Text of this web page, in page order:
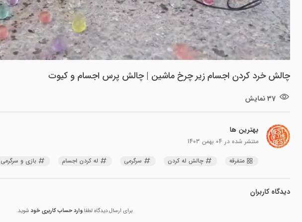
ویدیو
چالش خرد کردن اجسام زیر چرخ ماشین | چالش پرس اجسام و کیوت
37 نمایش
بهترین ها
منتشر شده در 04 بهمن 1403
متفرقه چالش له کردن سرگرمی له کردن اجسام بازی و سرگرمی
دیدگاه کاربران
برای ارسال دیدگاه لطفاوارد حساب کاربری خود شوید.